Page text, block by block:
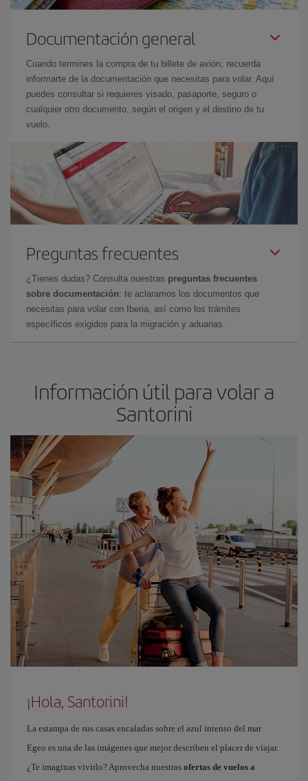
Documentación general
Cuando termines la compra de tu billete de avión, recuerda
informarte de la documentación que necesitas para volar. Aquí
puedes consultar si requieres visado, pasaporte, seguro o
cualquier otro documento, según el origen y el destino de tu
vuelo.
Preguntas frecuentes
¿Tienes dudas? Consulta nuestras preguntas frecuentes
sobre documentación: te aclaramos los documentos que
necesitas para volar con Iberia, así como los trámites
específicos exigidos para la migración y aduanas.
Información útil para volar a
Santorini
¡Hola, Santorini!
La estampa de sus casas encaladas sobre el azul intenso del mar
Egeo es una de las imágenes que mejor describen el placer de viajar.
¿Te imaginas vivirlo? Aprovecha nuestras ofertas de vuelos a